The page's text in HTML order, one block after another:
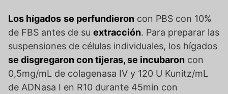
Los hígados se perfundieron con PBS con 10%
de FBS antes de su extracción. Para preparar las
suspensiones de células individuales, los hígados
se disgregaron con tijeras, se incubaron con
0,5mg/mL de colagenasa IV y 120 U Kunitz/mL
de ADNasa I en R10 durante 45min con